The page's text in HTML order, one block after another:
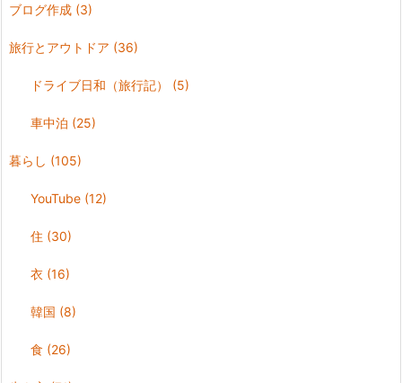
ブログ作成 (3)
旅行とアウトドア (36)
ドライブ日和（旅行記） (5)
車中泊 (25)
暮らし (105)
YouTube (12)
住 (30)
衣 (16)
韓国 (8)
食 (26)